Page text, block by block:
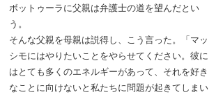
ボットゥーラに父親は弁護士の道を望んだとい
う。
そんな父親を母親は説得し、こう言った。「マッ
シモにはやりたいことをやらせてください。彼に
はとても多くのエネルギーがあって、それを好き
なことに向けないと私たちに問題が起きてしまい